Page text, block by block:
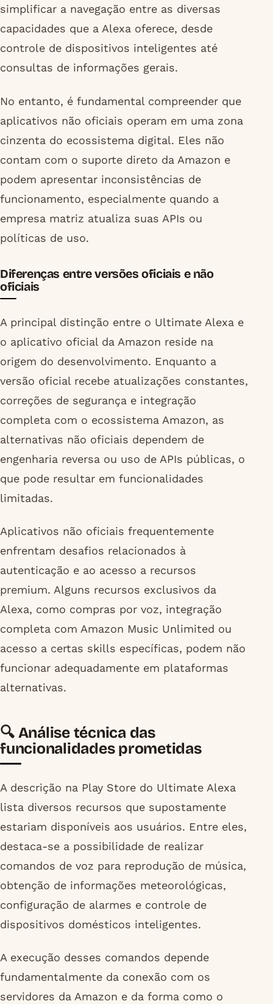
simplificar a navegação entre as diversas
capacidades que a Alexa oferece, desde
controle de dispositivos inteligentes até
consultas de informações gerais.
No entanto, é fundamental compreender que
aplicativos não oficiais operam em uma zona
cinzenta do ecossistema digital. Eles não
contam com o suporte direto da Amazon e
podem apresentar inconsistências de
funcionamento, especialmente quando a
empresa matriz atualiza suas APIs ou
políticas de uso.
Diferenças entre versões oficiais e não
oficiais
A principal distinção entre o Ultimate Alexa e
o aplicativo oficial da Amazon reside na
origem do desenvolvimento. Enquanto a
versão oficial recebe atualizações constantes,
correções de segurança e integração
completa com o ecossistema Amazon, as
alternativas não oficiais dependem de
engenharia reversa ou uso de APIs públicas, o
que pode resultar em funcionalidades
limitadas.
Aplicativos não oficiais frequentemente
enfrentam desafios relacionados à
autenticação e ao acesso a recursos
premium. Alguns recursos exclusivos da
Alexa, como compras por voz, integração
completa com Amazon Music Unlimited ou
acesso a certas skills específicas, podem não
funcionar adequadamente em plataformas
alternativas.
🔍 Análise técnica das
funcionalidades prometidas
A descrição na Play Store do Ultimate Alexa
lista diversos recursos que supostamente
estariam disponíveis aos usuários. Entre eles,
destaca-se a possibilidade de realizar
comandos de voz para reprodução de música,
obtenção de informações meteorológicas,
configuração de alarmes e controle de
dispositivos domésticos inteligentes.
A execução desses comandos depende
fundamentalmente da conexão com os
servidores da Amazon e da forma como o